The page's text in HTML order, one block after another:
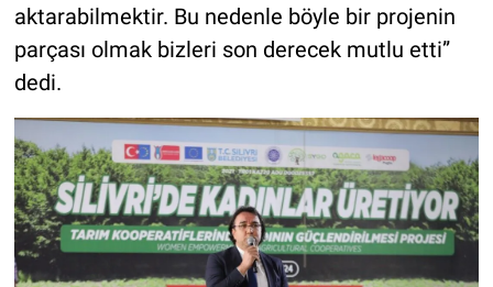
aktarabilmektir. Bu nedenle böyle bir projenin
parçası olmak bizleri son derecek mutlu etti”
dedi.